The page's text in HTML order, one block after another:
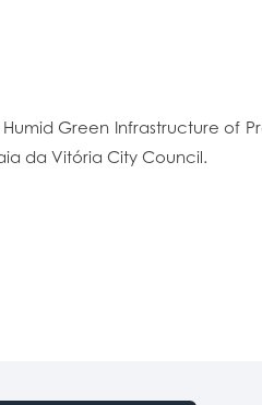
Green Infrastructure of
da Vitória City Council.